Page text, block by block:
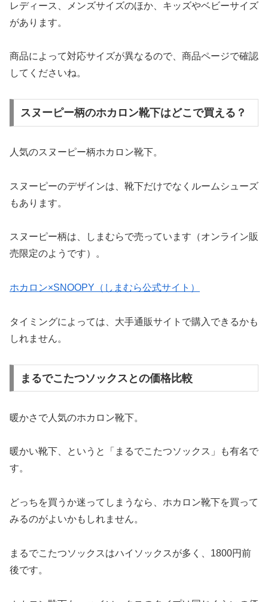
レディース、メンズサイズのほか、キッズやベビーサイズ
があります。
商品によって対応サイズが異なるので、商品ページで確認
してくださいね。
スヌーピー柄のホカロン靴下はどこで買える？
人気のスヌーピー柄ホカロン靴下。
スヌーピーのデザインは、靴下だけでなくルームシューズ
もあります。
スヌーピー柄は、しまむらで売っています（オンライン販
売限定のようです）。
ホカロン×SNOOPY（しまむら公式サイト）
タイミングによっては、大手通販サイトで購入できるかも
しれません。
まるでこたつソックスとの価格比較
暖かさで人気のホカロン靴下。
暖かい靴下、というと「まるでこたつソックス」も有名で
す。
どっちを買うか迷ってしまうなら、ホカロン靴下を買って
みるのがよいかもしれません。
まるでこたつソックスはハイソックスが多く、1800円前
後です。